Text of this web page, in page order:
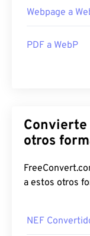
Webpage a
PDF a WebP
Convierte
otros
a estos otros
NEF